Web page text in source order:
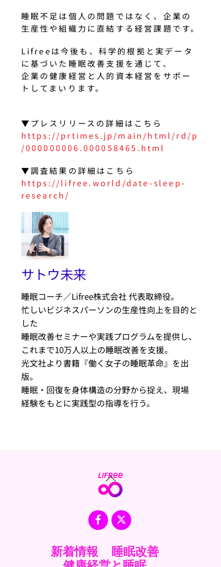
睡眠不足は個人の問題ではなく、企業の
生産性や組織力に直結する経営課題です。
Lifreeは今後も、科学的根拠と実データ
に基づいた睡眠改善支援を通じて、
企業の健康経営と人的資本経営をサポー
トしてまいります。
▼プレスリリースの詳細はこちら
https://prtimes.jp/main/html/rd/p
/000000006.000058465.html
▼調査結果の詳細はこちら
https://lifree.world/date-sleep-
research/
サトウ未来
睡眠コーチ／Lifree株式会社 代表取締役。
忙しいビジネスパーソンの生産性向上を目的と
した
睡眠改善セミナーや実践プログラムを提供し、
これまで10万人以上の睡眠改善を支援。
光文社より書籍『働く女子の睡眠革命』を出
版。
睡眠・回復を身体構造の分野から捉え、現場
経験をもとに実践型の指導を行う。
Back
To
Facebook
X
新着情報
睡眠改善